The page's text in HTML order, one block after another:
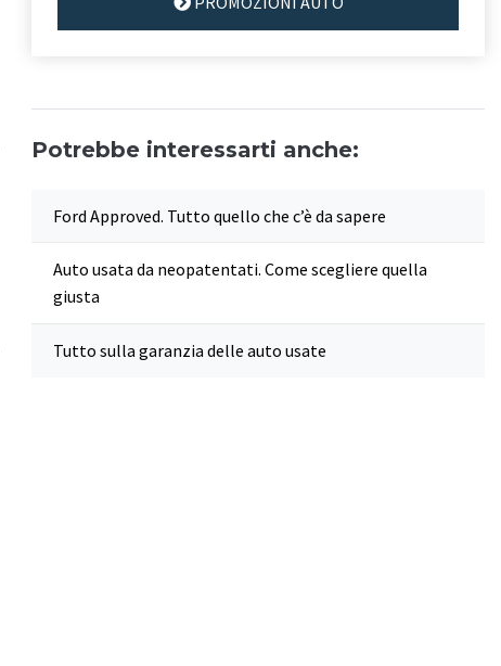
Potrebbe interessarti anche:
Ford Approved. Tutto quello che c’è da sapere
Auto usata da neopatentati. Come scegliere quella
giusta
Tutto sulla garanzia delle auto usate